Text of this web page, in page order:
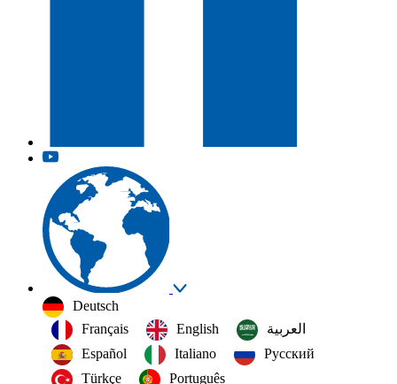
Deutsch
Français
English
العربية‏
Español
Italiano
Русский
Türkçe
Português